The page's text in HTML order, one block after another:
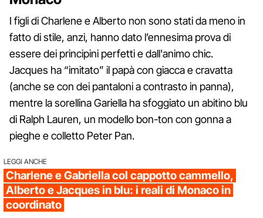
I figli di Charlene e Alberto non sono stati da meno in
fatto di stile, anzi, hanno dato l’ennesima prova di
essere dei principini perfetti e dall'animo chic.
Jacques ha “imitato” il papà con giacca e cravatta
(anche se con dei pantaloni a contrasto in panna),
mentre la sorellina Gariella ha sfoggiato un abitino blu
di Ralph Lauren, un modello bon-ton con gonna a
pieghe e colletto Peter Pan.
LEGGI ANCHE
Charlene e Gabriella col cappotto cammello,
Alberto e Jacques in blu: i reali di Monaco in
coordinato